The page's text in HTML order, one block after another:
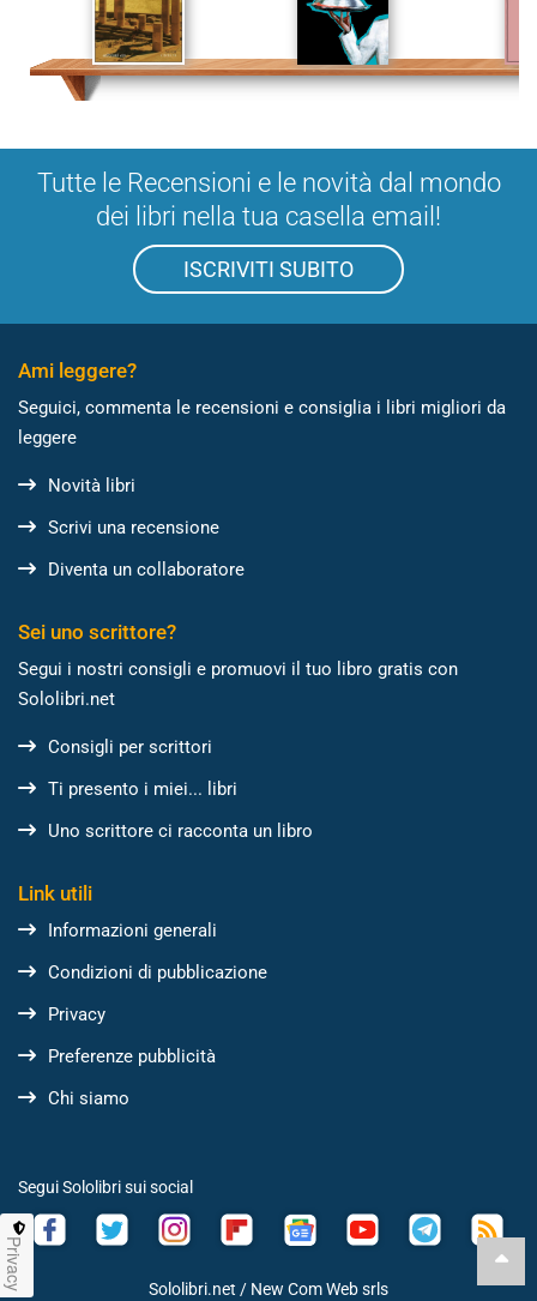
Tutte le Recensioni e le novità dal mondo
dei libri nella tua casella email!
ISCRIVITI SUBITO
Ami leggere?
Seguici, commenta le recensioni e consiglia i libri migliori da
leggere
Novità libri
Scrivi una recensione
Diventa un collaboratore
Sei uno scrittore?
Segui i nostri consigli e promuovi il tuo libro gratis con
Sololibri.net
Consigli per scrittori
Ti presento i miei... libri
Uno scrittore ci racconta un libro
Link utili
Informazioni generali
Condizioni di pubblicazione
Privacy
Preferenze pubblicità
Chi siamo
Segui Sololibri sui social
Sololibri.net / New Com Web srls
Privacy